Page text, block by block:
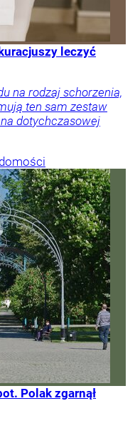
leczyć
na rodzaj schorzenia,
ten sam zestaw
dotychczasowej
Polak zgarnął